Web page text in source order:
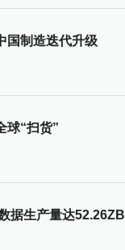
国制造迭代升级
球“扫货”
据生产量达52.26ZB